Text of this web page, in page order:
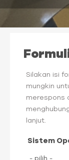
Silakan isi
mungkin
merespons
lanjut.
Sistem